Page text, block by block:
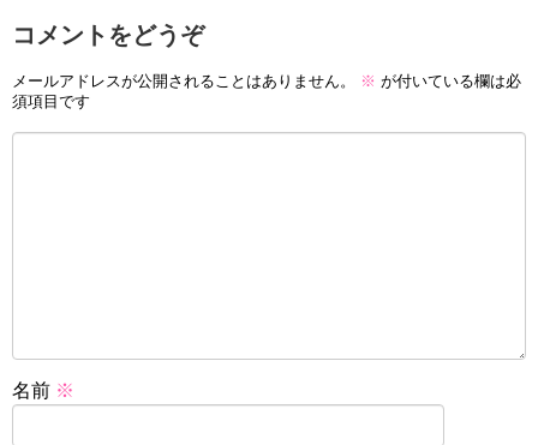
コメントをどうぞ
メールアドレスが公開されることはありません。 ※ が付いている欄は必
須項目です
名前 ※